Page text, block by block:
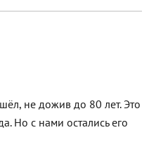
не дожив до 80 лет. Это
Но с нами остались его